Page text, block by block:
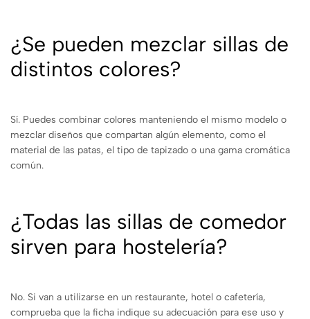
¿Se pueden mezclar sillas de
distintos colores?
Sí. Puedes combinar colores manteniendo el mismo modelo o
mezclar diseños que compartan algún elemento, como el
material de las patas, el tipo de tapizado o una gama cromática
común.
¿Todas las sillas de comedor
sirven para hostelería?
No. Si van a utilizarse en un restaurante, hotel o cafetería,
comprueba que la ficha indique su adecuación para ese uso y